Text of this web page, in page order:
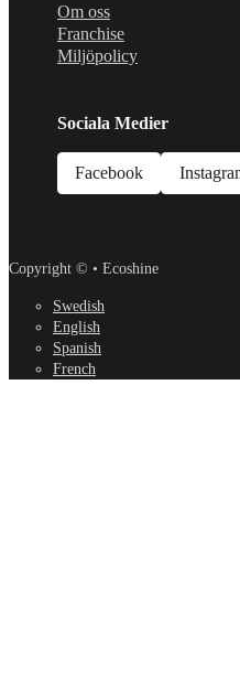
Om oss
Franchise
Miljöpolicy
Sociala Medier
Facebook
Copyright © • Ecoshine
Swedish
English
Spanish
French